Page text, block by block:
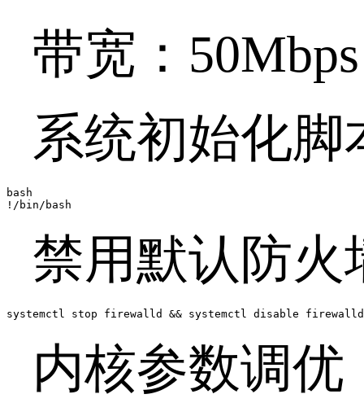
带宽：
系统初始化
bash
!/bin/bash
禁用默认防火
systemctl stop firewalld && systemctl disable
内核参数调优